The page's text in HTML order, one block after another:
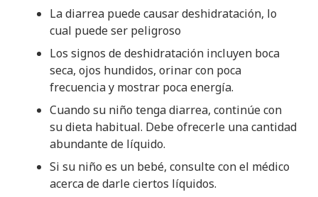
La diarrea puede causar deshidratación, lo
cual puede ser peligroso
Los signos de deshidratación incluyen boca
seca, ojos hundidos, orinar con poca
frecuencia y mostrar poca energía.
Cuando su niño tenga diarrea, continúe con
su dieta habitual. Debe ofrecerle una cantidad
abundante de líquido.
Si su niño es un bebé, consulte con el médico
acerca de darle ciertos líquidos.